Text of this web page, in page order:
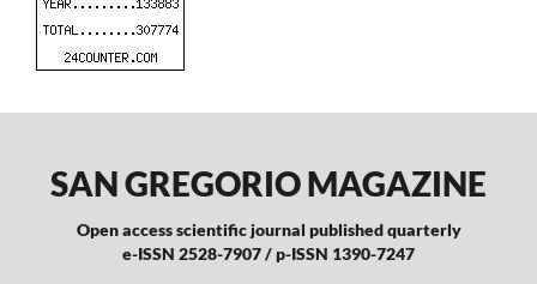
SAN GREGORIO MAGAZINE
Open access scientific journal published quarterly
e-ISSN 2528-7907 / p-ISSN 1390-7247